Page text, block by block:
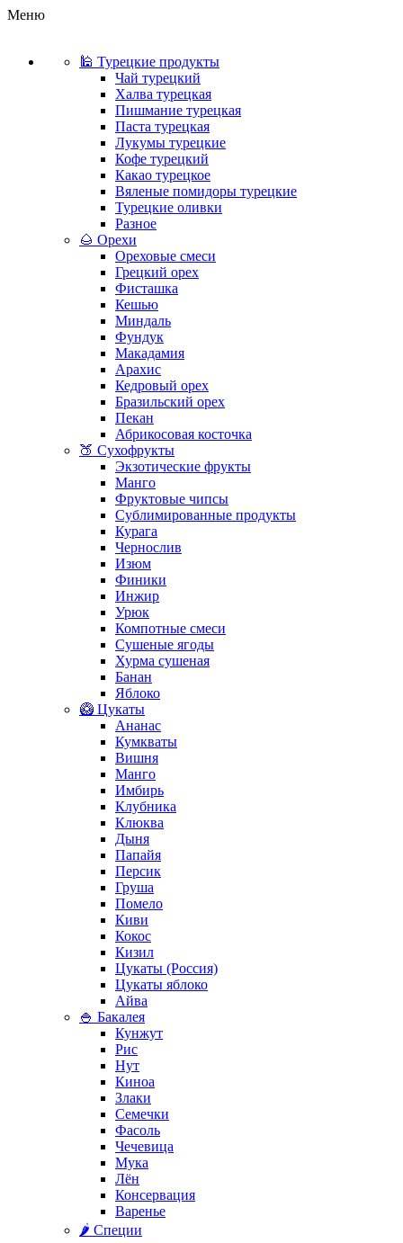
Меню
🕌 Турецкие продукты
Чай турецкий
Халва турецкая
Пишмание турецкая
Паста турецкая
Лукумы турецкие
Кофе турецкий
Какао турецкое
Вяленые помидоры турецкие
Турецкие оливки
Разное
🌰 Орехи
Ореховые смеси
Грецкий орех
Фисташка
Кешью
Миндаль
Фундук
Макадамия
Арахис
Кедровый орех
Бразильский орех
Пекан
Абрикосовая косточка
🍑 Сухофрукты
Экзотические фрукты
Манго
Фруктовые чипсы
Сублимированные продукты
Курага
Чернослив
Изюм
Финики
Инжир
Урюк
Компотные смеси
Сушеные ягоды
Хурма сушеная
Банан
Яблоко
🥝 Цукаты
Ананас
Кумкваты
Вишня
Манго
Имбирь
Клубника
Клюква
Дыня
Папайя
Персик
Груша
Помело
Киви
Кокос
Кизил
Цукаты (Россия)
Цукаты яблоко
Айва
🍚 Бакалея
Кунжут
Рис
Нут
Киноа
Злаки
Семечки
Фасоль
Чечевица
Мука
Лён
Консервация
Варенье
🌶️ Специи